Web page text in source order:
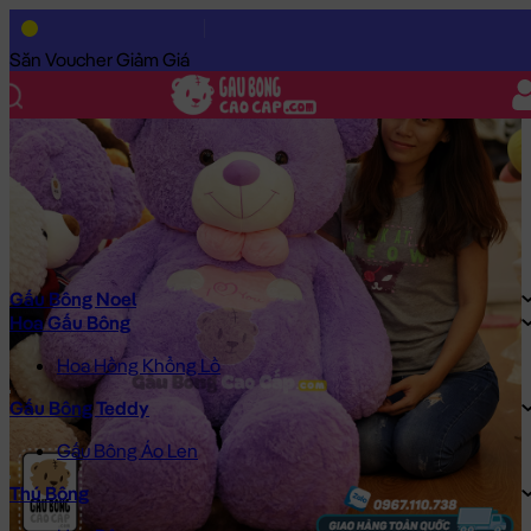
Săn Voucher Giảm Giá
Gấu Bông Noel
Hoa Gấu Bông
Hoa Hồng Khổng Lồ
Gấu Bông Teddy
Gấu Bông Áo Len
Thú Bông
Trang Chủ